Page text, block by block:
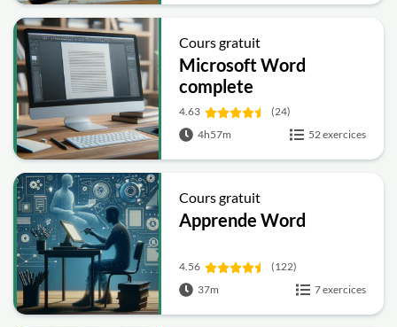
Cours gratuit
Microsoft Word
complete
4.63
(24)
4h57m
52 exercices
Cours gratuit
Apprende Word
4.56
(122)
37m
7 exercices